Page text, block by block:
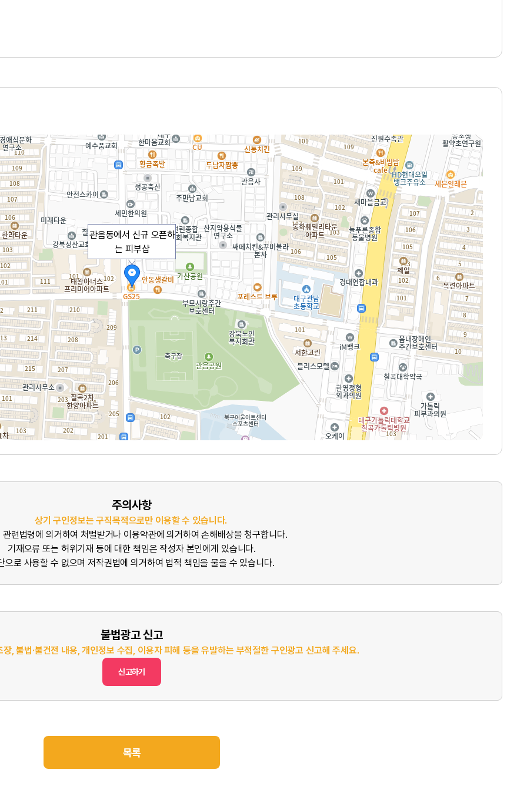
관음동에서 신규 오픈하
는 피부샵
주의사항
상기 구인정보는 구직목적으로만 이용할 수 있습니다.
관련법령에 의거하여 처벌받거나 이용약관에 의거하여 손해배상을 청구합니다.
기재오류 또는 허위기재 등에 대한 책임은 작성자 본인에게 있습니다.
으로 사용할 수 없으며 저작권법에 의거하여 법적 책임을 물을 수 있습니다.
불법광고 신고
장, 불법·불건전 내용, 개인정보 수집, 이용자 피해 등을 유발하는 부적절한 구인광고 신고해 주세요.
신고하기
목록